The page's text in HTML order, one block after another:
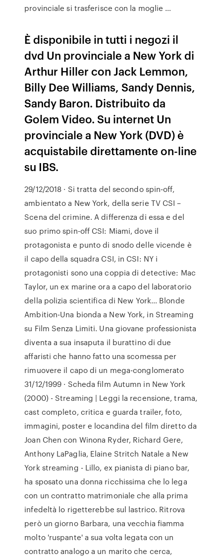
provinciale si trasferisce con la moglie …
È disponibile in tutti i negozi il
dvd Un provinciale a New York di
Arthur Hiller con Jack Lemmon,
Billy Dee Williams, Sandy Dennis,
Sandy Baron. Distribuito da
Golem Video. Su internet Un
provinciale a New York (DVD) è
acquistabile direttamente on-line
su IBS.
29/12/2018 · Si tratta del secondo spin-off,
ambientato a New York, della serie TV CSI –
Scena del crimine. A differenza di essa e del
suo primo spin-off CSI: Miami, dove il
protagonista e punto di snodo delle vicende è
il capo della squadra CSI, in CSI: NY i
protagonisti sono una coppia di detective: Mac
Taylor, un ex marine ora a capo del laboratorio
della polizia scientifica di New York… Blonde
Ambition-Una bionda a New York, in Streaming
su Film Senza Limiti. Una giovane professionista
diventa a sua insaputa il burattino di due
affaristi che hanno fatto una scomessa per
rimuovere il capo di un mega-conglomerato
31/12/1999 · Scheda film Autumn in New York
(2000) - Streaming | Leggi la recensione, trama,
cast completo, critica e guarda trailer, foto,
immagini, poster e locandina del film diretto da
Joan Chen con Winona Ryder, Richard Gere,
Anthony LaPaglia, Elaine Stritch Natale a New
York streaming - Lillo, ex pianista di piano bar,
ha sposato una donna ricchissima che lo lega
con un contratto matrimoniale che alla prima
infedeltà lo rigetterebbe sul lastrico. Ritrova
però un giorno Barbara, una vecchia fiamma
molto 'ruspante' a sua volta legata con un
contratto analogo a un marito che cerca,